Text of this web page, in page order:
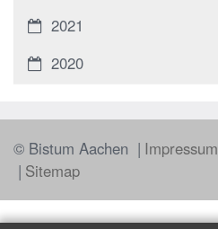
2021
2020
© Bistum Aachen Impressum
Sitemap